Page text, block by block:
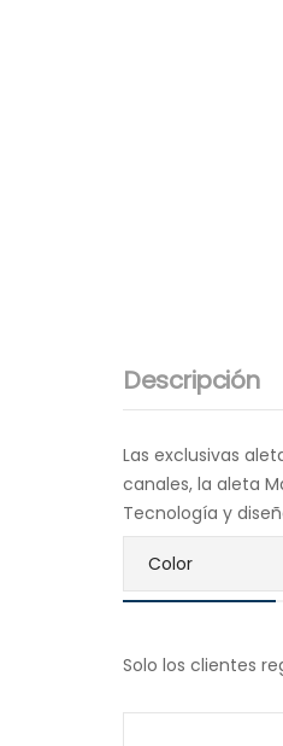
Descripción
Las exclusivas
canales, la aleta
Tecnología y
Color
Solo los clientes